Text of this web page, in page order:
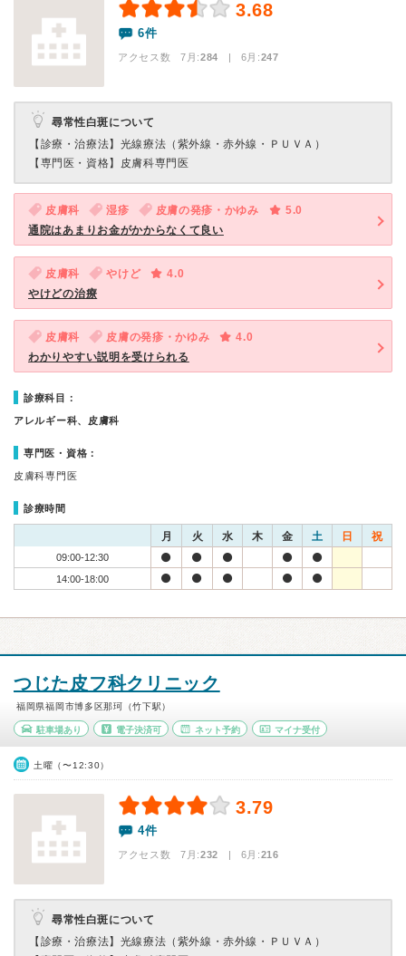
3.68
6件
アクセス数 7月:284 | 6月:247
尋常性白斑について
【診療・治療法】 光線療法（紫外線・赤外線・ＰＵＶＡ）
【専門医・資格】 皮膚科専門医
皮膚科 湿疹 皮膚の発疹・かゆみ
5.0
通院はあまりお金がかからなくて良い
皮膚科 やけど
4.0
やけどの治療
皮膚科 皮膚の発疹・かゆみ
4.0
わかりやすい説明を受けられる
診療科目：
アレルギー科、皮膚科
専門医・資格：
皮膚科専門医
診療時間
月 火 水 木 金 土 日 祝
09:00-12:30
14:00-18:00
つじた皮フ科クリニック
福岡県福岡市博多区那珂（竹下駅）
駐車場あり 電子決済可 ネット予約 マイナ受付
土曜（〜12:30）
3.79
4件
アクセス数 7月:232 | 6月:216
尋常性白斑について
【診療・治療法】 光線療法（紫外線・赤外線・ＰＵＶＡ）